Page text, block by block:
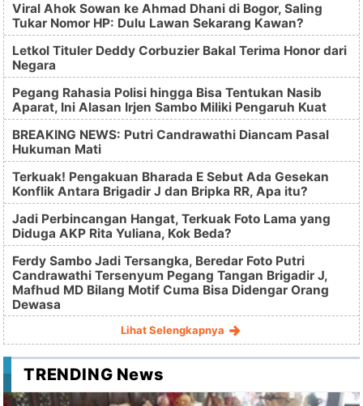
Viral Ahok Sowan ke Ahmad Dhani di Bogor, Saling
Tukar Nomor HP: Dulu Lawan Sekarang Kawan?
Letkol Tituler Deddy Corbuzier Bakal Terima Honor dari
Negara
Pegang Rahasia Polisi hingga Bisa Tentukan Nasib
Aparat, Ini Alasan Irjen Sambo Miliki Pengaruh Kuat
BREAKING NEWS: Putri Candrawathi Diancam Pasal
Hukuman Mati
Terkuak! Pengakuan Bharada E Sebut Ada Gesekan
Konflik Antara Brigadir J dan Bripka RR, Apa itu?
Jadi Perbincangan Hangat, Terkuak Foto Lama yang
Diduga AKP Rita Yuliana, Kok Beda?
Ferdy Sambo Jadi Tersangka, Beredar Foto Putri
Candrawathi Tersenyum Pegang Tangan Brigadir J,
Mafhud MD Bilang Motif Cuma Bisa Didengar Orang
Dewasa
Lihat Selengkapnya
TRENDING News